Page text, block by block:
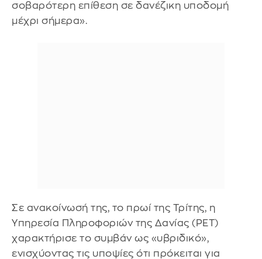
σοβαρότερη επίθεση σε δανέζικη υποδομή
μέχρι σήμερα».
Σε ανακοίνωσή της, το πρωί της Τρίτης, η
Υπηρεσία Πληροφοριών της Δανίας (PET)
χαρακτήρισε το συμβάν ως «υβριδικό»,
ενισχύοντας τις υποψίες ότι πρόκειται για